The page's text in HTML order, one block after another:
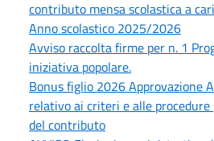
contributo mensa scolastica a
Anno scolastico 2025/2026
Avviso raccolta firme per n. 1
iniziativa popolare.
Bonus figlio 2026 Approvazione
relativo ai criteri e alle procedure
del contributo